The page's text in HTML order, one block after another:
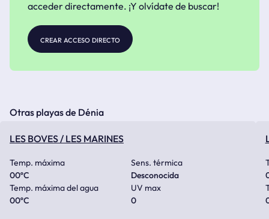
acceder directamente. ¡Y olvídate de buscar!
crear acceso directo
Otras playas de Dénia
LES BOVES / LES MARINES
Temp. máxima
00ºC
Sens. térmica
Desconocida
Temp. máxima del agua
00ºC
UV max
0